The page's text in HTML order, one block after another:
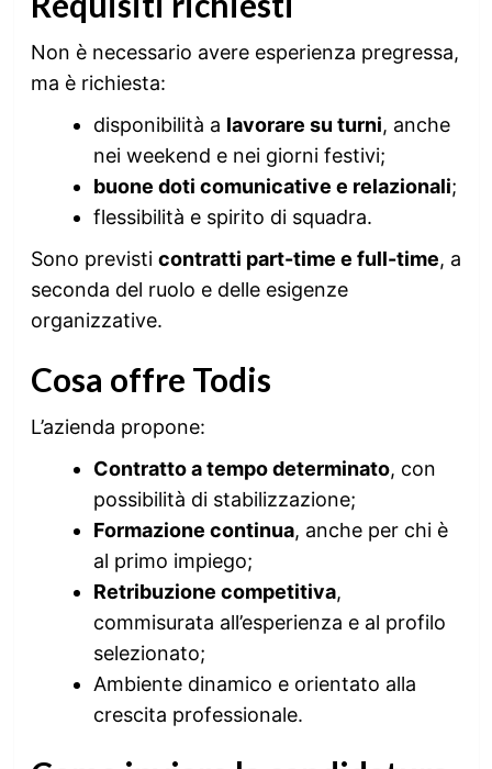
Non è necessario avere esperienza pregressa,
ma è richiesta:
disponibilità a lavorare su turni, anche
nei weekend e nei giorni festivi;
buone doti comunicative e relazionali;
flessibilità e spirito di squadra.
Sono previsti contratti part-time e full-time, a
seconda del ruolo e delle esigenze
organizzative.
Cosa offre Todis
L’azienda propone:
Contratto a tempo determinato, con
possibilità di stabilizzazione;
Formazione continua, anche per chi è
al primo impiego;
Retribuzione competitiva,
commisurata all’esperienza e al profilo
selezionato;
Ambiente dinamico e orientato alla
crescita professionale.